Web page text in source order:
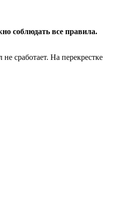
соблюдать все правила.
сработает. На перекрестке